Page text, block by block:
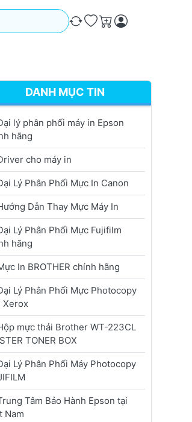
xuất hiện khi bạn nhập. Nhấn phím
So sánh
Ưa thích
Giỏ hàng
DANH MỤC TIN
lý phân phối máy in Epson
hãng
cho máy in
Lý Phân Phối Mực In Canon
Dẫn Thay Mực Máy In
Lý Phân Phối Mực Fujifilm
hãng
In BROTHER chính hãng
Lý Phân Phối Mực Photocopy
Xerox
mực thải Brother WT-223CL
TONER BOX
Lý Phân Phối Máy Photocopy
Tâm Bảo Hành Epson tại
Nam